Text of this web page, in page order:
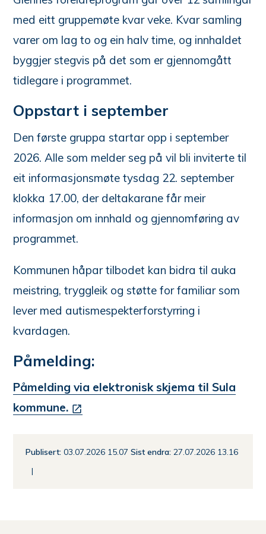
med eitt gruppemøte kvar veke. Kvar samling
varer om lag to og ein halv time, og innhaldet
byggjer stegvis på det som er gjennomgått
tidlegare i programmet.
Oppstart i september
Den første gruppa startar opp i september
2026. Alle som melder seg på vil bli inviterte til
eit informasjonsmøte tysdag 22. september
klokka 17.00, der deltakarane får meir
informasjon om innhald og gjennomføring av
programmet.
Kommunen håpar tilbodet kan bidra til auka
meistring, tryggleik og støtte for familiar som
lever med autismespekterforstyrring i
kvardagen.
Påmelding:
Påmelding via elektronisk skjema til Sula
kommune.
Publisert 03.07.2026 15.07 Sist endra 27.07.2026 13.16